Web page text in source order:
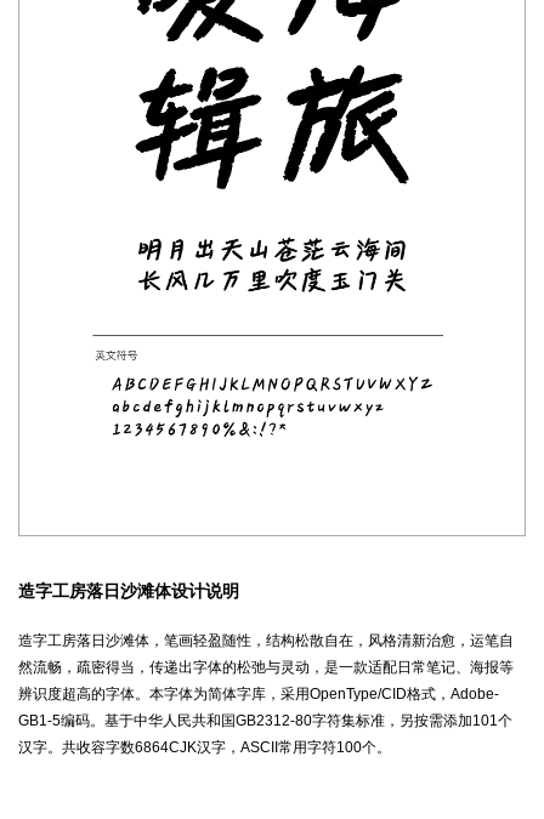
造字工房落日沙滩体设计说明
造字工房落日沙滩体，笔画轻盈随性，结构松散自在，风格清新治愈，运笔自
然流畅，疏密得当，传递出字体的松弛与灵动，是一款适配日常笔记、海报等
辨识度超高的字体。本字体为简体字库，采用OpenType/CID格式，Adobe-
GB1-5编码。基于中华人民共和国GB2312-80字符集标准，另按需添加101个
汉字。共收容字数6864CJK汉字，ASCII常用字符100个。